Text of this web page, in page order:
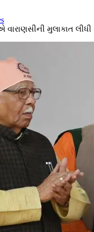
વારાણસીની મુલાકાત લીધી